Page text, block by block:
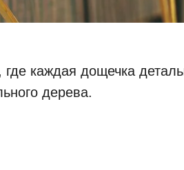
каждая дощечка
дерева.